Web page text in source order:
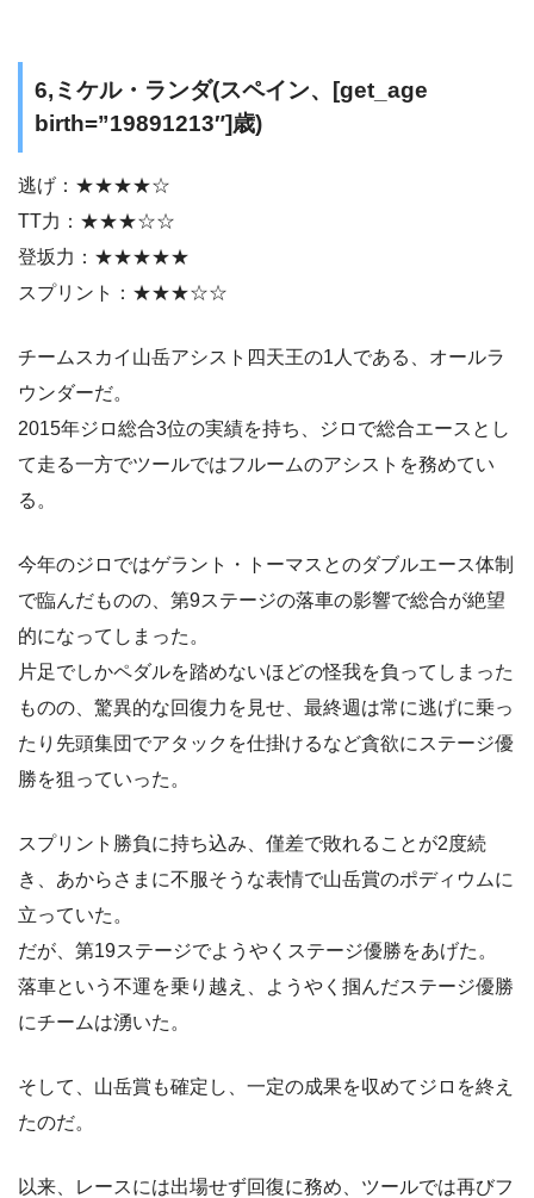
6,ミケル・ランダ(スペイン、[get_age
birth=”19891213″]歳)
逃げ：★★★★☆
TT力：★★★☆☆
登坂力：★★★★★
スプリント：★★★☆☆
チームスカイ山岳アシスト四天王の1人である、オールラ
ウンダーだ。
2015年ジロ総合3位の実績を持ち、ジロで総合エースとし
て走る一方でツールではフルームのアシストを務めてい
る。
今年のジロではゲラント・トーマスとのダブルエース体制
で臨んだものの、第9ステージの落車の影響で総合が絶望
的になってしまった。
片足でしかペダルを踏めないほどの怪我を負ってしまった
ものの、驚異的な回復力を見せ、最終週は常に逃げに乗っ
たり先頭集団でアタックを仕掛けるなど貪欲にステージ優
勝を狙っていった。
スプリント勝負に持ち込み、僅差で敗れることが2度続
き、あからさまに不服そうな表情で山岳賞のポディウムに
立っていた。
だが、第19ステージでようやくステージ優勝をあげた。
落車という不運を乗り越え、ようやく掴んだステージ優勝
にチームは湧いた。
そして、山岳賞も確定し、一定の成果を収めてジロを終え
たのだ。
以来、レースには出場せず回復に務め、ツールでは再びフ